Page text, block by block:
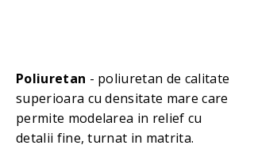
Poliuretan - poliuretan de calitate
superioara cu densitate mare care
permite modelarea in relief cu
detalii fine, turnat in matrita.